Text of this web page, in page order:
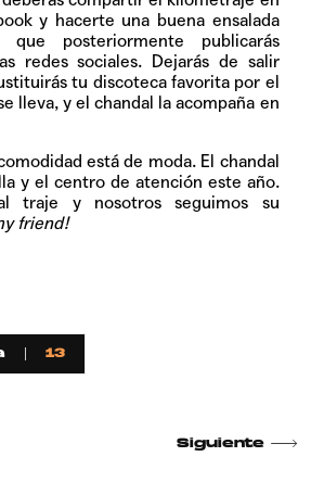
y hacerte una buena ensalada
posteriormente publicarás
redes sociales. Dejarás de salir
tu discoteca favorita por el
lleva, y el chandal la acompaña en
está de moda. El chandal
y el centro de atención este año.
traje y nosotros seguimos su
friend!
13
Siguiente